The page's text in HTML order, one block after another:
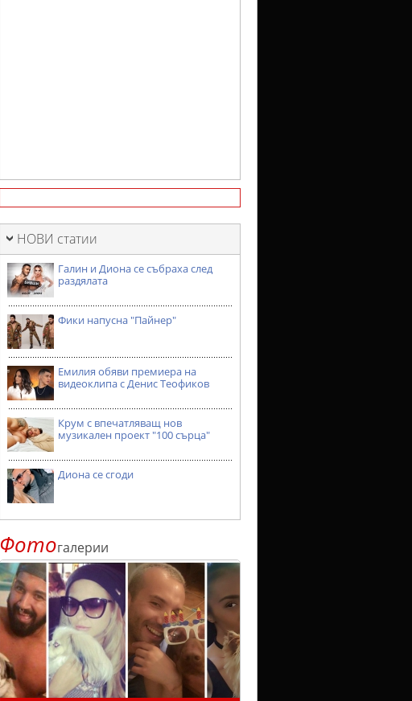
НОВИ статии
Галин и Диона се събраха след
раздялата
Фики напусна "Пайнер"
Емилия обяви премиера на
видеоклипа с Денис Теофиков
Крум с впечатляващ нов
музикален проект "100 сърца"
Диона се сгоди
Фотогалерии